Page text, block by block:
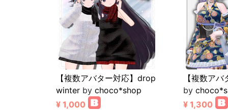
【複数アバター対応】drop
winter by choco*shop
¥ 1,000
【複数ア
by
¥ 1,300